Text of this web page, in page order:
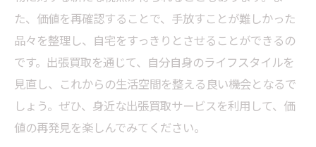
た、価値を再確認することで、手放すことが難しかった
品々を整理し、自宅をすっきりとさせることができるの
です。出張買取を通じて、自分自身のライフスタイルを
見直し、これからの生活空間を整える良い機会となるで
しょう。ぜひ、身近な出張買取サービスを利用して、価
値の再発見を楽しんでみてください。